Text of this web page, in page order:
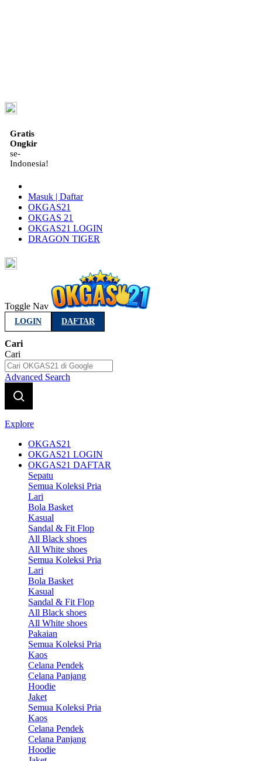
Gratis
Ongkir
se-
Indonesia!
Masuk | Daftar
OKGAS21
OKGAS 21
OKGAS21 LOGIN
DRAGON TIGER
Toggle Nav
LOGIN DAFTAR
Cari
Cari
Advanced Search
Explore
OKGAS21
OKGAS21 LOGIN
OKGAS21 DAFTAR
Sepatu
Semua Koleksi Pria
Lari
Bola Basket
Kasual
Sandal & Fit Flop
All Black shoes
All White shoes
Semua Koleksi Pria
Lari
Bola Basket
Kasual
Sandal & Fit Flop
All Black shoes
All White shoes
Pakaian
Semua Koleksi Pria
Kaos
Celana Pendek
Celana Panjang
Hoodie
Jaket
Semua Koleksi Pria
Kaos
Celana Pendek
Celana Panjang
Hoodie